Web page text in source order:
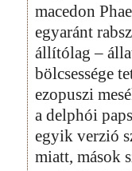
macedon
egyaránt
állítólag –
bölcsessége
ezopuszi
a delphói
egyik verzió
miatt, mások